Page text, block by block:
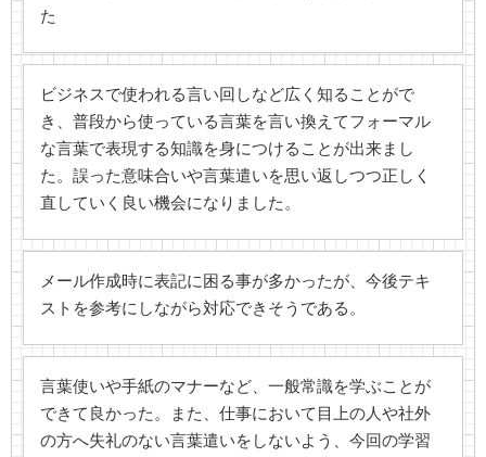
た
ビジネスで使われる言い回しなど広く知ることがで
き、普段から使っている言葉を言い換えてフォーマル
な言葉で表現する知識を身につけることが出来まし
た。誤った意味合いや言葉遣いを思い返しつつ正しく
直していく良い機会になりました。
メール作成時に表記に困る事が多かったが、今後テキ
ストを参考にしながら対応できそうである。
言葉使いや手紙のマナーなど、一般常識を学ぶことが
できて良かった。また、仕事において目上の人や社外
の方へ失礼のない言葉遣いをしないよう、今回の学習